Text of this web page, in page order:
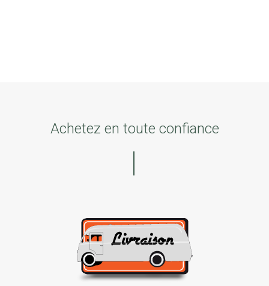
Achetez en toute confiance